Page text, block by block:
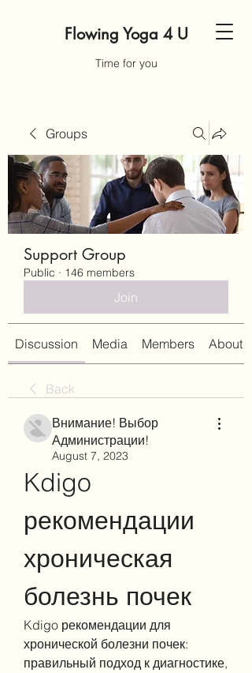
Flowing Yoga 4 U
Time for you
Groups
Support Group
Public · 146 members
Join
Discussion Media Members About
Back
Внимание! Выбор
Администрации!
August 7, 2023
Kdigo
рекомендации
хроническая
болезнь почек
Kdigo рекомендации для
хронической болезни почек:
правильный подход к диагностике,